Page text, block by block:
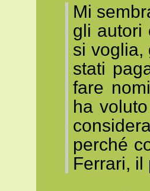
Mi
gli autori
si voglia,
stati
fare
ha
perché
Ferrari, il